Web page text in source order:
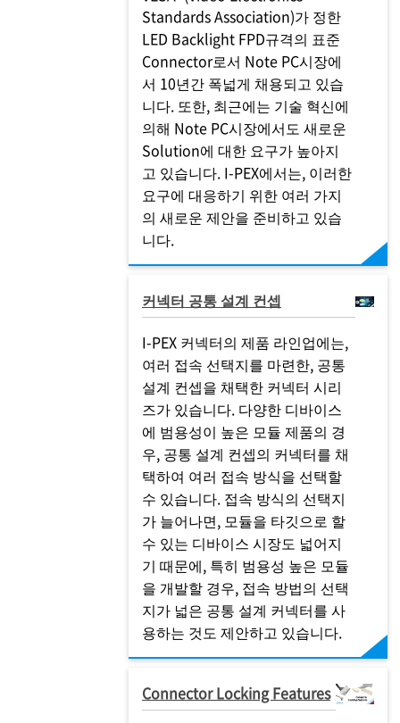
Standards Association)가 정한
LED Backlight FPD규격의 표준
Connector로서 Note PC시장에
서 10년간 폭넓게 채용되고 있습
니다. 또한, 최근에는 기술 혁신에
의해 Note PC시장에서도 새로운
Solution에 대한 요구가 높아지
고 있습니다. I-PEX에서는, 이러한
요구에 대응하기 위한 여러 가지
의 새로운 제안을 준비하고 있습
니다.
커넥터 공통 설계 컨셉
I-PEX 커넥터의 제품 라인업에는,
여러 접속 선택지를 마련한, 공통
설계 컨셉을 채택한 커넥터 시리
즈가 있습니다. 다양한 디바이스
에 범용성이 높은 모듈 제품의 경
우, 공통 설계 컨셉의 커넥터를 채
택하여 여러 접속 방식을 선택할
수 있습니다. 접속 방식의 선택지
가 늘어나면, 모듈을 타깃으로 할
수 있는 디바이스 시장도 넓어지
기 때문에, 특히 범용성 높은 모듈
을 개발할 경우, 접속 방법의 선택
지가 넓은 공통 설계 커넥터를 사
용하는 것도 제안하고 있습니다.
Connector Locking Features